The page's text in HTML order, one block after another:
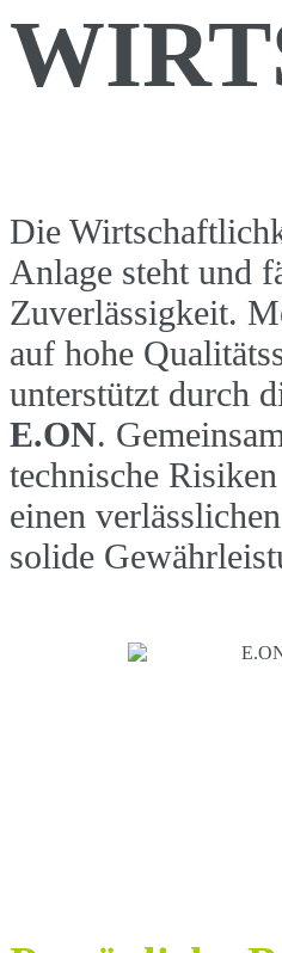
Die
Anlage steht und
Zuverlässigkeit.
auf hohe
unterstützt durch
E.ON.
technische
einen
solide